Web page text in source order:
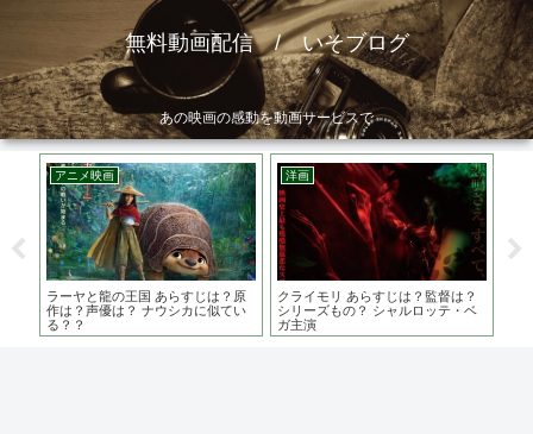
無料動画配信 / いそブログ
あの映画の感動を動画サービスで
アニメ映画
ラーヤと龍の王国 あらすじは？原
作は？声優は？ ナウシカに似てい
る？？
洋画
クライモリ あらすじは？監督は？
シリーズもの？ シャルロッテ・ベ
ガ主演